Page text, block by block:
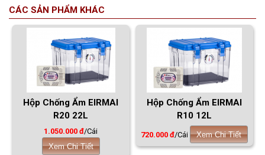
CÁC SẢN PHẨM KHÁC
Hộp Chống Ẩm EIRMAI
R20 22L
1.050.000 đ/Cái
Xem Chi Tiết
Hộp Chống Ẩm EIRMAI
R10 12L
720.000 đ/Cái Xem Chi Tiết